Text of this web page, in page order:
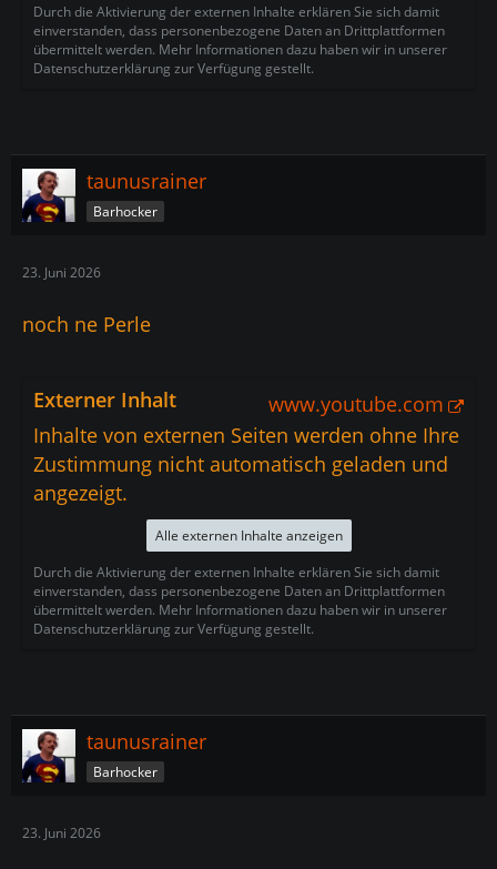
Durch die Aktivierung der externen Inhalte erklären Sie sich damit
einverstanden, dass personenbezogene Daten an Drittplattformen
übermittelt werden. Mehr Informationen dazu haben wir in unserer
Datenschutzerklärung zur Verfügung gestellt.
taunusrainer
Barhocker
23. Juni 2026
noch ne Perle
Externer Inhalt
www.youtube.com
Inhalte von externen Seiten werden ohne Ihre
Zustimmung nicht automatisch geladen und
angezeigt.
Alle externen Inhalte anzeigen
Durch die Aktivierung der externen Inhalte erklären Sie sich damit
einverstanden, dass personenbezogene Daten an Drittplattformen
übermittelt werden. Mehr Informationen dazu haben wir in unserer
Datenschutzerklärung zur Verfügung gestellt.
taunusrainer
Barhocker
23. Juni 2026